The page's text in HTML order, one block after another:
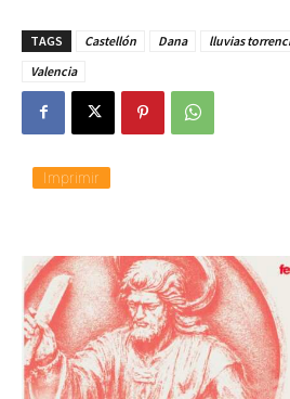
TAGS Castellón Dana lluvias
Valencia
Imprimir